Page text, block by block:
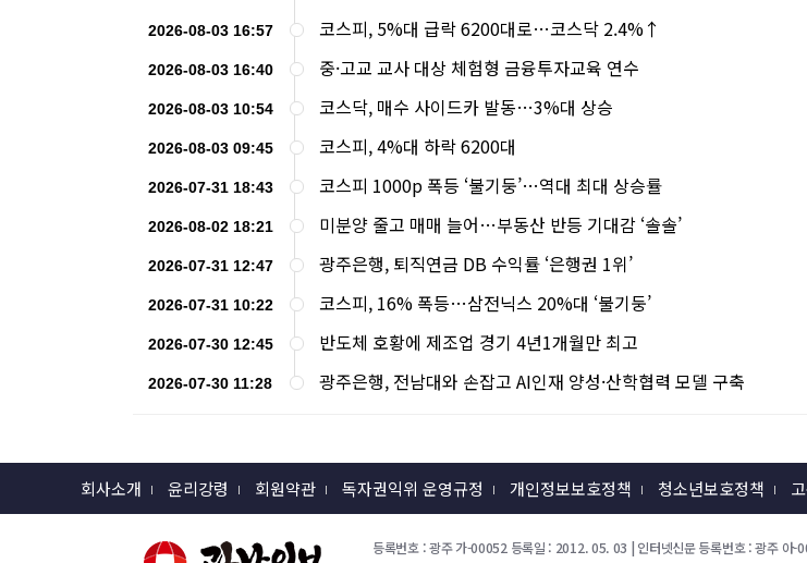
2026-08-03 16:57 코스피, 5%대 급락 6200대로…코스닥 2.4%↑
2026-08-03 16:40 중·고교 교사 대상 체험형 금융투자교육 연수
2026-08-03 10:54 코스닥, 매수 사이드카 발동…3%대 상승
2026-08-03 09:45 코스피, 4%대 하락 6200대
2026-07-31 18:43 코스피 1000p 폭등 ‘불기둥’…역대 최대 상승률
2026-08-02 18:21 미분양 줄고 매매 늘어…부동산 반등 기대감 ‘솔솔’
2026-07-31 12:47 광주은행, 퇴직연금 DB 수익률 ‘은행권 1위’
2026-07-31 10:22 코스피, 16% 폭등…삼전닉스 20%대 ‘불기둥’
2026-07-30 12:45 반도체 호황에 제조업 경기 4년1개월만 최고
2026-07-30 11:28 광주은행, 전남대와 손잡고 AI인재 양성·산학협력 모델 구축
회사소개 윤리강령 회원약관 독자권익위 운영규정 개인정보보호정책 청소년보호정책
등록번호 : 광주 가-00052 등록일 : 2012. 05. 03 | 인터넷신문 등록번호 : 광주 아